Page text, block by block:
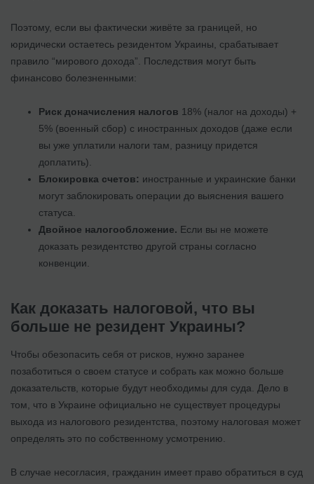
Поэтому, если вы фактически живёте за границей, но
юридически остаетесь резидентом Украины, срабатывает
правило “мирового дохода”. Последствия могут быть
финансово болезненными:
Риск доначисления налогов 18% (налог на доходы) +
5% (военный сбор) с иностранных доходов (даже если
вы уже уплатили налоги там, разницу придется
доплатить).
Блокировка счетов: иностранные и украинские банки
могут заблокировать операции до выяснения вашего
статуса.
Двойное налогообложение. Если вы не можете
доказать резидентство другой страны согласно
конвенции.
Как доказать налоговой, что вы
больше не резидент Украины?
Чтобы обезопасить себя от рисков, нужно заранее
позаботиться о своем статусе и собрать как можно больше
доказательств, которые будут необходимы для суда. Дело в
том, что в Украине официально не существует процедуры
выхода из налогового резидентства, поэтому налоговая может
определять это по собственному усмотрению.
В случае несогласия, гражданин имеет право обратиться в суд